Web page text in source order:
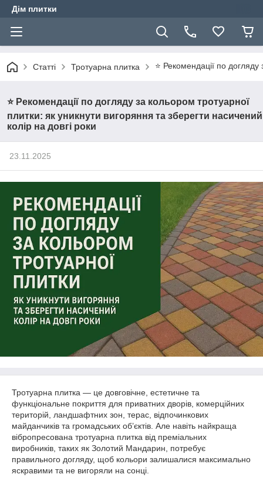
Дім плитки
Статті Тротуарна плитка ⭐ Рекомендації по
⭐ Рекомендації по догляду за кольором тротуарної
плитки: як уникнути вигоряння та зберегти насичений
колір на довгі роки
23.11.2025
Тротуарна плитка — це довговічне, естетичне та
функціональне покриття для приватних дворів, комерційних
територій, ландшафтних зон, терас, відпочинкових
майданчиків та громадських об’єктів. Але навіть найкраща
вібропресована тротуарна плитка від преміальних
виробників, таких як Золотий Мандарин, потребує
правильного догляду, щоб кольори залишалися максимально
яскравими та не вигоряли на сонці.